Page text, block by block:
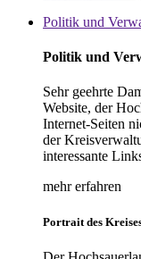
Politik und
Politik und
Sehr geehrte
Website, der
Internet-Seiten
der
interessante
mehr erfahren
Portrait des